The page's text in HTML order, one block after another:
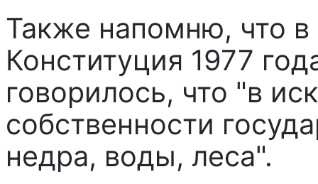
Также напомню, что в
Конституция 1977
говорилось, что "в
собственности
недра, воды, леса".